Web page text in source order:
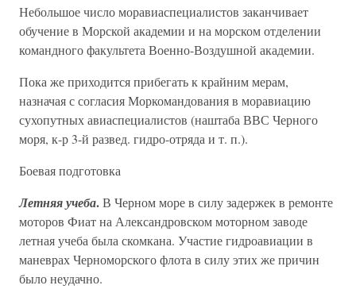
Небольшое число моравиаспециалистов заканчивает
обучение в Морской академии и на морском отделении
командного факультета Военно-Воздушной академии.
Пока же приходится прибегать к крайним мерам,
назначая с согласия Моркомандования в моравиацию
сухопутных авиаспециалистов (наштаба ВВС Черного
моря, к-р 3-й развед. гидро-отряда и т. п.).
Боевая подготовка
Летняя учеба.В Черном море в силу задержек в ремонте
моторов Фиат на Александровском моторном заводе
летная учеба была скомкана. Участие гидроавиации в
маневрах Черноморского флота в силу этих же причин
было неудачно.